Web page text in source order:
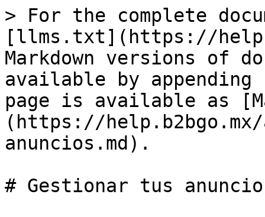
> For the complete
[llms.txt](https://
Markdown versions of
available by
page is available as
(https://
anuncios.md).
# Gestionar tus